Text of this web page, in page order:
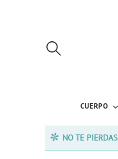
CUERPO
NO TE PIERDAS